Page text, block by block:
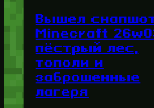
Вышел
Minecraft
пёстрый лес,
тополи и
заброшенные
лагеря